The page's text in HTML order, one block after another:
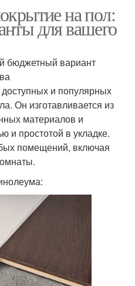
на пол:
для вашего
бюджетный вариант
и популярных
Он изготавливается из
материалов и
и простотой в укладке.
помещений, включая